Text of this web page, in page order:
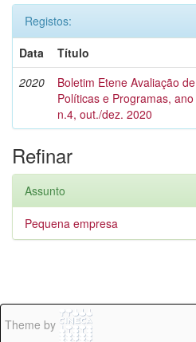
Registos:
Data
Título
2020
Boletim Etene Avaliação de
Políticas e Programas, ano
n.4, out./dez. 2020
Refinar
Assunto
Pequena empresa
Theme by